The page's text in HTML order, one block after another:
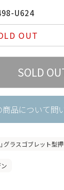
U624
OUT
商品について問
」グラスゴブレット型